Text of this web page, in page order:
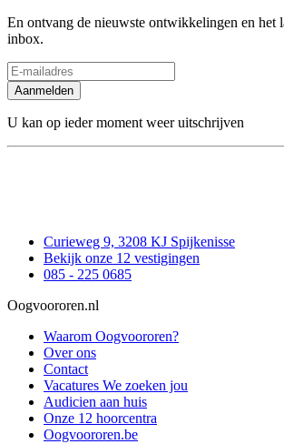
En ontvang de nieuwste ontwikkelingen en het
inbox.
Aanmelden
U kan op ieder moment weer uitschrijven
Curieweg 9, 3208 KJ Spijkenisse
Bekijk onze 12 vestigingen
085 - 225 0685
Oogvoororen.nl
Waarom Oogvoororen?
Over ons
Contact
Vacatures We zoeken jou
Audicien aan huis
Onze 12 hoorcentra
Oogvoororen.be